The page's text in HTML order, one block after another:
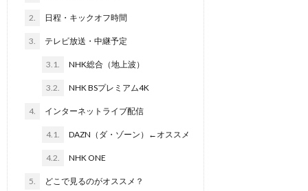
2. 日程・キックオフ時間
3. テレビ放送・中継予定
3.1. NHK総合（地上波）
3.2. NHK BSプレミアム4K
4. インターネットライブ配信
4.1. DAZN（ダ・ゾーン）←オススメ
4.2. NHK ONE
5. どこで見るのがオススメ？